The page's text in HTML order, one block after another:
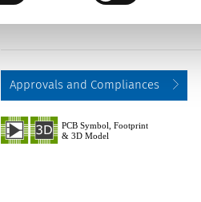
Approvals and Compliances